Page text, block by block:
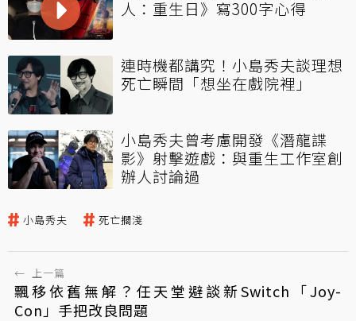
人：重生日》寫300字心得
連時機都講究！小島秀夫談理想
死亡瞬間「想坐在戲院裡」
小島秀夫曾考慮開發《潛龍諜
影》射擊遊戲：與重生工作室創
辦人討論過
小島秀夫 死亡擱淺
← 上一篇
飄移依舊無解？任天堂避談新Switch「Joy-
Con」手把改良問題